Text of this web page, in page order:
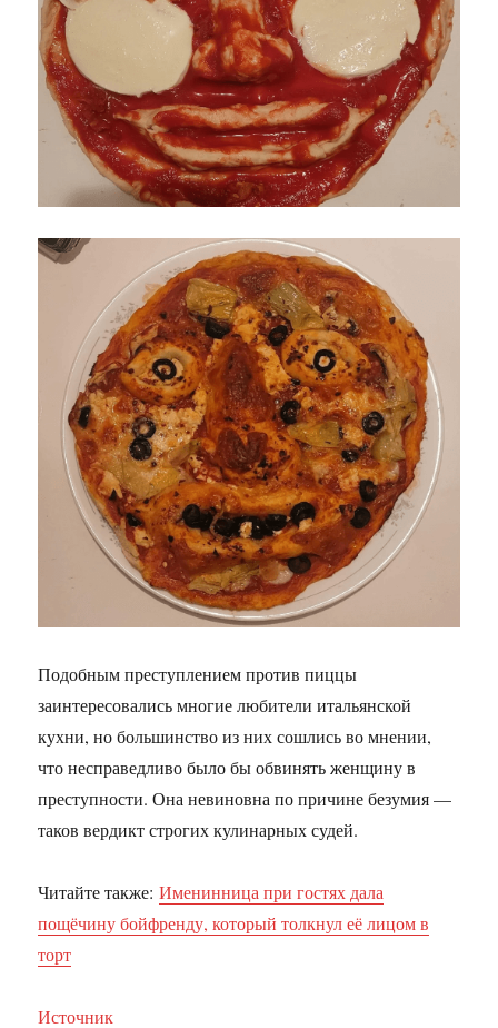
Подобным преступлением против пиццы
заинтересовались многие любители итальянской
кухни, но большинство из них сошлись во мнении,
что несправедливо было бы обвинять женщину в
преступности. Она невиновна по причине безумия —
таков вердикт строгих кулинарных судей.
Читайте также:Именинница при гостях дала
пощёчину бойфренду, который толкнул её лицом в
торт
Источник